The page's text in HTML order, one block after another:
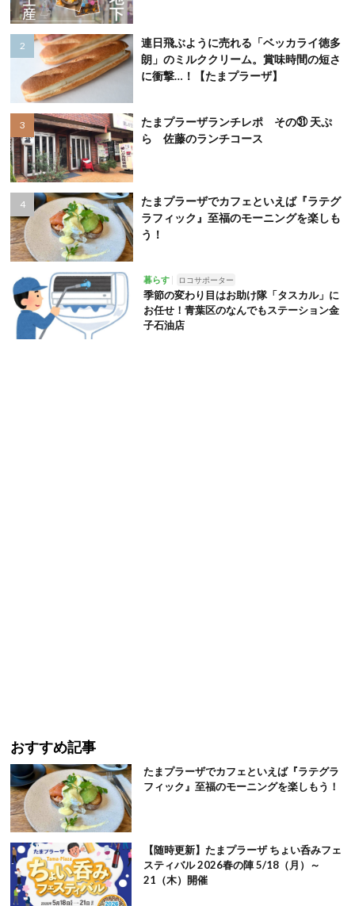
連日飛ぶように売れる「ベッカライ徳多
朗」のミルククリーム。賞味時間の短さ
に衝撃…！【たまプラーザ】
たまプラーザランチレポ その㉛ 天ぷ
ら 佐藤のランチコース
たまプラーザでカフェといえば『ラテグ
ラフィック』至福のモーニングを楽しも
う！
暮らす ロコサポーター
季節の変わり目はお助け隊「タスカル」に
お任せ！青葉区のなんでもステーション金
子石油店
おすすめ記事
たまプラーザでカフェといえば『ラテグラ
フィック』至福のモーニングを楽しもう！
【随時更新】たまプラーザ ちょい呑みフェ
スティバル 2026春の陣 5/18（月）～
21（木）開催